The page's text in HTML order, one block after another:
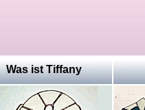
Was ist Tiffany